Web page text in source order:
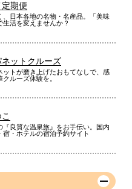
期便
、日本各地の名物・名産品。「美味
生活を変えませんか？
ネットクルーズ
ットが磨き上げたおもてなしで、感
クルーズ体験を。
『良質な温泉旅』をお手伝い。国内
宿・ホテルの宿泊予約サイト